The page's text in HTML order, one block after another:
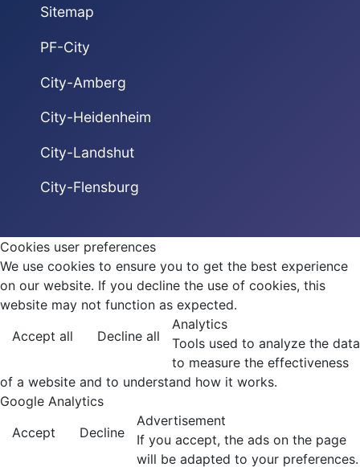
Sitemap
PF-City
City-Amberg
City-Heidenheim
City-Landshut
City-Flensburg
Cookies user preferences
We use cookies to ensure you to get the best experience
on our website. If you decline the use of cookies, this
website may not function as expected.
Accept all
Decline all
Analytics
Tools used to analyze the data
to measure the effectiveness
of a website and to understand how it works.
Google Analytics
Accept
Decline
Advertisement
If you accept, the ads on the page
will be adapted to your preferences.